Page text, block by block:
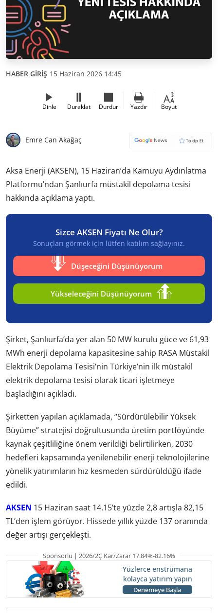
HABER GİRİŞ 15 Haziran 2026 14:45
Dinle Duraklat Durdur Yazdır Boyut
Emre Can Akağaç
Aksa Enerji (AKSEN), 15 Haziran’da Kamuyu Aydınlatma
Platformu’ndan Şanlıurfa müstakil depolama tesisi
hakkında açıklama yaptı.
Sizce AKSEN Fiyatı Ne Olur?
Sonuçları görmek için lütfen katılım sağlayınız.
Düşeceğini Düşünüyorum
Yükseleceğini Düşünüyorum
Şirket, Şanlıurfa’da yer alan 50 MW kurulu güce ve 61,93
MWh enerji depolama kapasitesine sahip RASA Müstakil
Elektrik Depolama Tesisi’nin Türkiye’nin ilk müstakil
elektrik depolama tesisi olarak ticari işletmeye
başladığını açıkladı.
Şirketten yapılan açıklamada, “Sürdürülebilir Yüksek
Büyüme” stratejisi doğrultusunda üretim portföyünde
kaynak çeşitliliğine önem verildiği belirtilirken, 2030
hedefleri kapsamında yenilenebilir enerji teknolojilerine
yönelik yatırımların hız kesmeden sürdürüldüğü ifade
edildi.
AKSEN 15 Haziran saat 14.15’te yüzde 2,8 artışla 82,15
TL’den işlem görüyor. Hissede yıllık yüzde 137 oranında
değer artışı gerçekleşti.
Sponsorlu | 2026/2Ç Kar/Zarar 17.84%-82.16%
Yüzlerce enstrümana
kolayca yatırım yapın
Denemeye Başla